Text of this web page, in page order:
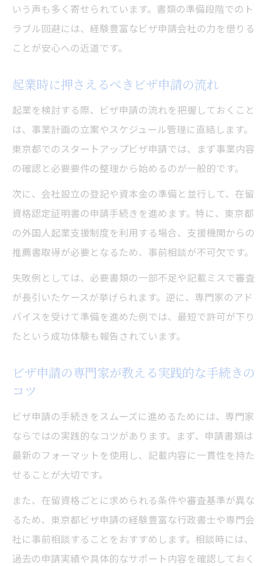
いう声も多く寄せられています。書類の準備段階でのト
ラブル回避には、経験豊富なビザ申請会社の力を借りる
ことが安心への近道です。
起業時に押さえるべきビザ申請の流れ
起業を検討する際、ビザ申請の流れを把握しておくこと
は、事業計画の立案やスケジュール管理に直結します。
東京都でのスタートアップビザ申請では、まず事業内容
の確認と必要要件の整理から始めるのが一般的です。
次に、会社設立の登記や資本金の準備と並行して、在留
資格認定証明書の申請手続きを進めます。特に、東京都
の外国人起業支援制度を利用する場合、支援機関からの
推薦書取得が必要となるため、事前相談が不可欠です。
失敗例としては、必要書類の一部不足や記載ミスで審査
が長引いたケースが挙げられます。逆に、専門家のアド
バイスを受けて準備を進めた例では、最短で許可が下り
たという成功体験も報告されています。
ビザ申請の専門家が教える実践的な手続きの
コツ
ビザ申請の手続きをスムーズに進めるためには、専門家
ならではの実践的なコツがあります。まず、申請書類は
最新のフォーマットを使用し、記載内容に一貫性を持た
せることが大切です。
また、在留資格ごとに求められる条件や審査基準が異な
るため、東京都ビザ申請の経験豊富な行政書士や専門会
社に事前相談することをおすすめします。相談時には、
過去の申請実績や具体的なサポート内容を確認しておく